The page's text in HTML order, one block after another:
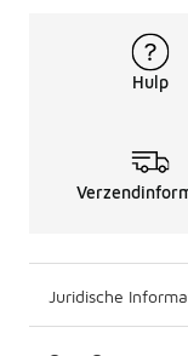
Hulp
Juridische